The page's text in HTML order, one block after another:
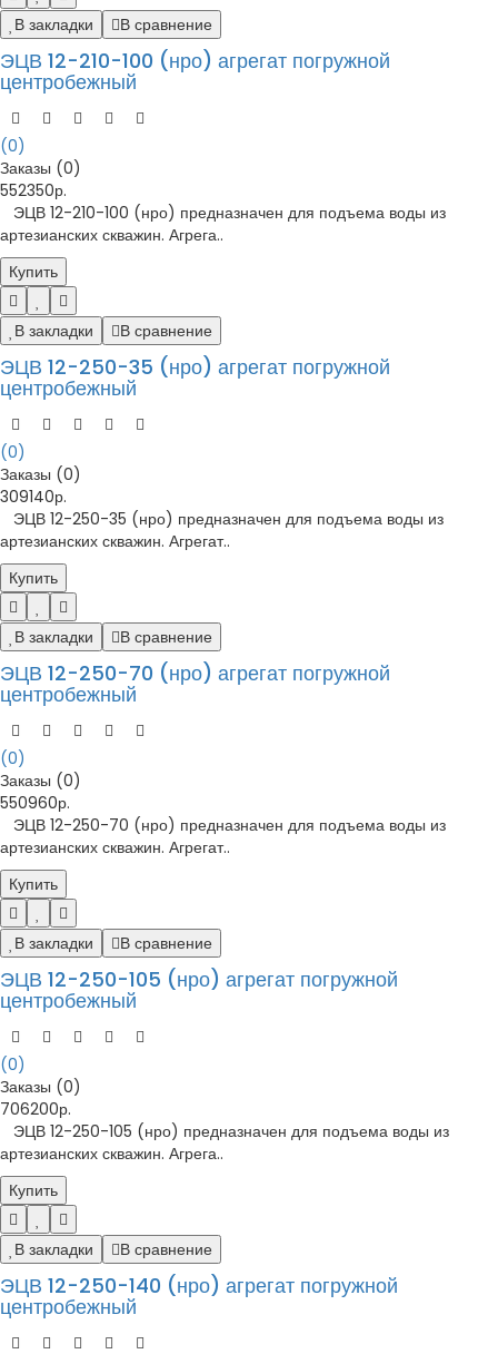
В закладки В сравнение
ЭЦВ 12-210-100 (нро) агрегат погружной
центробежный
(0)
Заказы (0)
552350р.
ЭЦВ 12-210-100 (нро) предназначен для подъема воды из
артезианских скважин. Агрега..
Купить
В закладки В сравнение
ЭЦВ 12-250-35 (нро) агрегат погружной
центробежный
(0)
Заказы (0)
309140р.
ЭЦВ 12-250-35 (нро) предназначен для подъема воды из
артезианских скважин. Агрегат..
Купить
В закладки В сравнение
ЭЦВ 12-250-70 (нро) агрегат погружной
центробежный
(0)
Заказы (0)
550960р.
ЭЦВ 12-250-70 (нро) предназначен для подъема воды из
артезианских скважин. Агрегат..
Купить
В закладки В сравнение
ЭЦВ 12-250-105 (нро) агрегат погружной
центробежный
(0)
Заказы (0)
706200р.
ЭЦВ 12-250-105 (нро) предназначен для подъема воды из
артезианских скважин. Агрега..
Купить
В закладки В сравнение
ЭЦВ 12-250-140 (нро) агрегат погружной
центробежный